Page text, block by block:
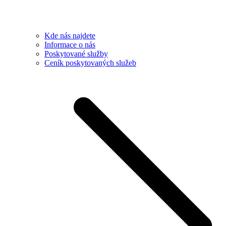
Kde nás najdete
Informace o nás
Poskytované služby
Ceník poskytovaných služeb